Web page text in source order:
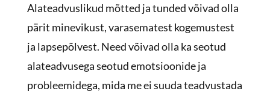
Alateadvuslikud mõtted ja tunded võivad olla
pärit minevikust, varasematest kogemustest
ja lapsepõlvest. Need võivad olla ka seotud
alateadvusega seotud emotsioonide ja
probleemidega, mida me ei suuda teadvustada